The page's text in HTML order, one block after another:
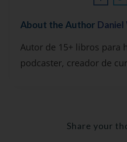
Suscríbete y recibirás 2 o
gratuitas por semana,
"7 errores comunes al
About the Author Daniel
Autor de 15+ libros para
podcaster, creador de
Share your